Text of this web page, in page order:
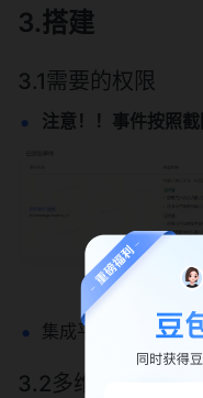
3.搭建
3.1需要的权限
注意！！事件按照截
集成平台使用权限
3.2多维表格